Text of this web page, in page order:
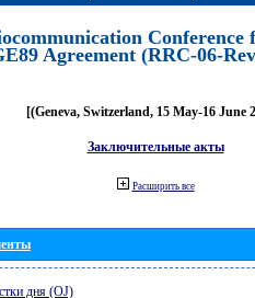
Conference
Agreement (RRC-06-
[(Geneva, Switzerland, 15 May-16 June
Заключительные акты
Расширить все
дня (OJ)